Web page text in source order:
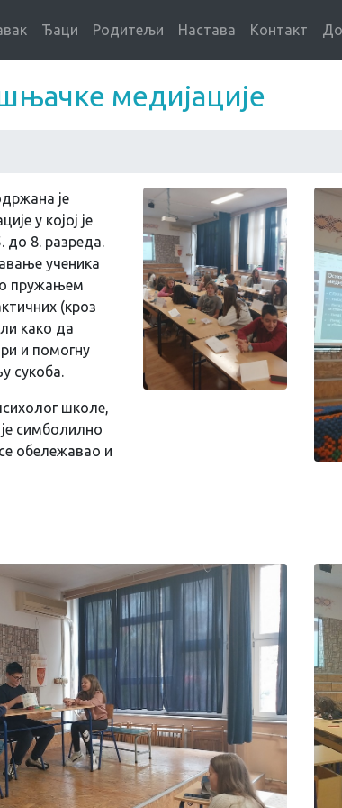
Ђаци Родитељи Настава Контакт
медијације
је
у којој је
до 8. разреда.
ученика
пружањем
(кроз
како да
и помогну
сукоба.
школе,
симболилно
обележавао и